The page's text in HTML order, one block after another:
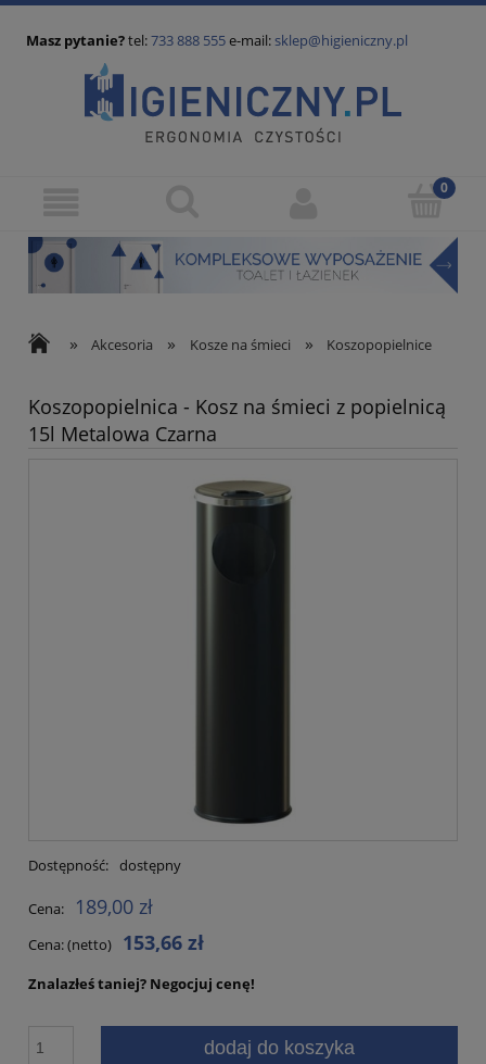
Masz pytanie?tel:733 888 555e-mail:sklep@higieniczny.pl
» Akcesoria » Kosze na śmieci » Koszopopielnice
Koszopopielnica - Kosz na śmieci z popielnicą
15l Metalowa Czarna
Dostępność: dostępny
Cena: 189,00 zł
Cena: (netto) 153,66 zł
Znalazłeś taniej? Negocjuj cenę!
dodaj do koszyka